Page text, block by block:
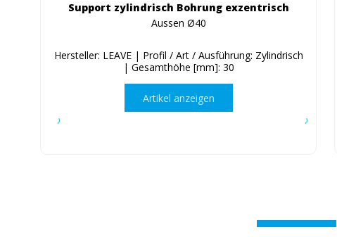
Support zylindrisch Bohrung exzentrisch
Aussen Ø40
Hersteller: LEAVE | Profil / Art / Ausführung: Zylindrisch
| Gesamthöhe [mm]: 30
Artikel anzeigen